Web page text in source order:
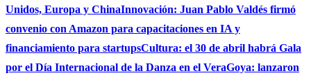
Unidos, Europa y ChinaInnovación: Juan Pablo Valdés firmó
convenio con Amazon para capacitaciones en IA y
financiamiento para startupsCultura: el 30 de abril habrá Gala
por el Día Internacional de la Danza en el VeraGoya: lanzaron